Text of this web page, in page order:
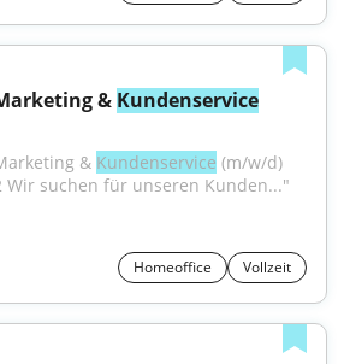
& Kundenservice
& Kundenservice (m/w/d)
Wir suchen für unseren Kunden..."
Homeoffice Vollzeit